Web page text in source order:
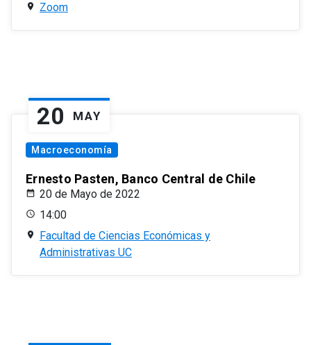
Zoom
20 MAY
Macroeconomía
Ernesto Pasten, Banco Central de Chile
20 de Mayo de 2022
14:00
Facultad de Ciencias Económicas y
Administrativas UC